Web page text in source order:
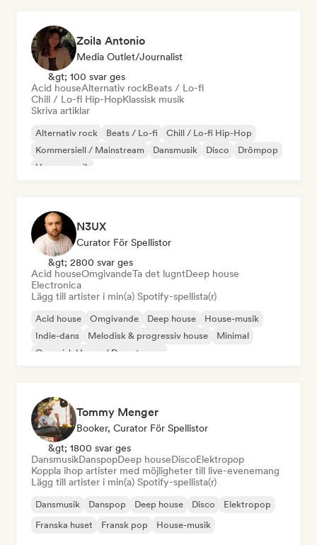
Zoila Antonio
Media Outlet/Journalist
&gt; 100 svar ges
Acid houseAlternativ rockBeats / Lo-fi
Chill / Lo-fi Hip-HopKlassisk musik
Skriva artiklar
Alternativ rock Beats / Lo-fi
Chill / Lo-fi Hip-Hop
Kommersiell / Mainstream
Dansmusik Disco
Drömpop
House-musik
N3UX
Curator För Spellistor
&gt; 2800 svar ges
Acid houseOmgivandeTa det lugntDeep house
Electronica
Lägg till artister i min(a) Spotify-spellista(r)
Acid house Omgivande Deep house
House-musik
Indie-dans
Melodisk & progressiv house
Minimal
Organisk House / Downtempo
Tommy Menger
Booker, Curator För Spellistor
&gt; 1800 svar ges
DansmusikDanspopDeep houseDiscoElektropop
Koppla ihop artister med möjligheter till live-evenemang
Lägg till artister i min(a) Spotify-spellista(r)
Dansmusik Danspop Deep house Disco
Elektropop
Franska huset
Fransk pop House-musik